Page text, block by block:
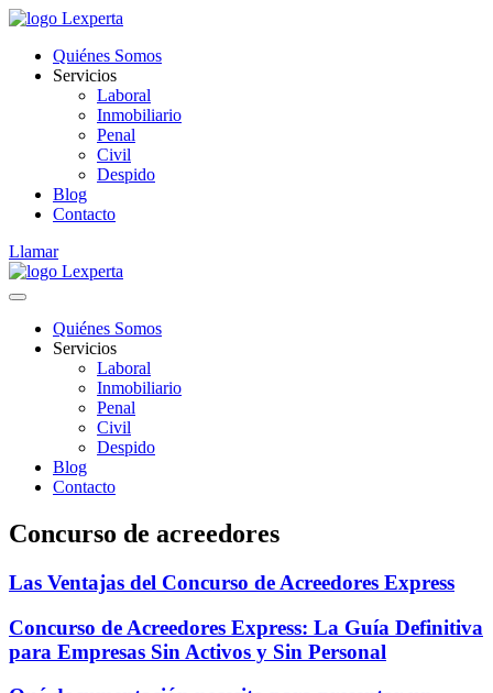
Quiénes Somos
Servicios
Laboral
Inmobiliario
Penal
Civil
Despido
Blog
Contacto
Llamar
Quiénes Somos
Servicios
Laboral
Inmobiliario
Penal
Civil
Despido
Blog
Contacto
Concurso de acreedores
Las Ventajas del Concurso de Acreedores Express
Concurso de Acreedores Express: La Guía Definitiva
para Empresas Sin Activos y Sin Personal